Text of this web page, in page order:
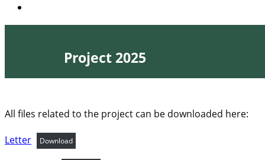
Project 2025
All files related to the project can be downloaded here:
Letter
Download